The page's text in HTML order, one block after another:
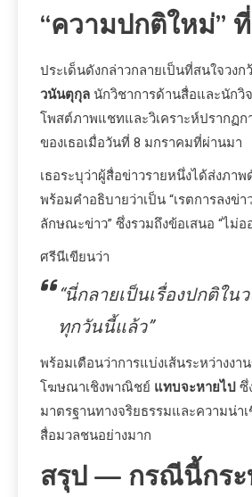
“ความปกติใหม่”
ประเด็นดังกล่าวกลายเป็นที่สนใจวงก
วนันตุกุล นักวิชาการด้านสื่อและนักวิ
โพสต์ภาพแชทและวิเคราะห์ปรากฏ
ของเธอเมื่อวันที่ 8 มกราคมที่ผ่านมา
เธอระบุว่าผู้สื่อข่าวรายหนึ่งได้ส่งภาพ
พร้อมคำอธิบายว่าเป็น “เรตการลงข่
ลักษณะข่าว” ซึ่งรวมถึงข้อเสนอ “ไม่อ
ศรีนีเขียนว่า
“นี่กลายเป็นเรื่องปกติใน
ทุกวันนี้แล้ว”
พร้อมเตือนว่าการแบ่งเส้นระหว่างงา
โฆษณาเชิงพาณิชย์ แทบจะหายไป ซึ่
มาตรฐานทางจริยธรรมและความน่า
สื่อมวลชนอย่างมาก
สรุป — กรณีนี้กร